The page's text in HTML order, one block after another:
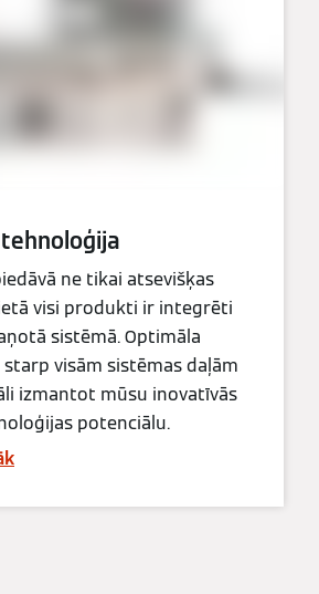
ne tikai atsevišķas
visi produkti ir integrēti
sistēmā. Optimāla
visām sistēmas daļām
izmantot mūsu inovatīvās
potenciālu.